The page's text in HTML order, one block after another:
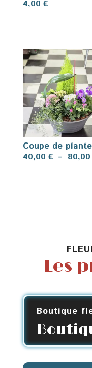
4,00 €
Coupe de
40,00 € – 80,00
Les
Boutique